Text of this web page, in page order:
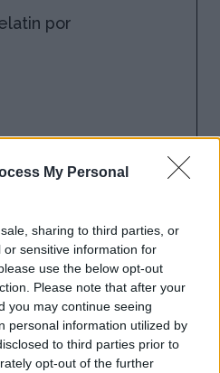
My Personal
sharing to third parties, or
sensitive information for
use the below opt-out
Please note that after your
you may continue seeing
personal information utilized by
to third parties prior to
opt-out of the further
por